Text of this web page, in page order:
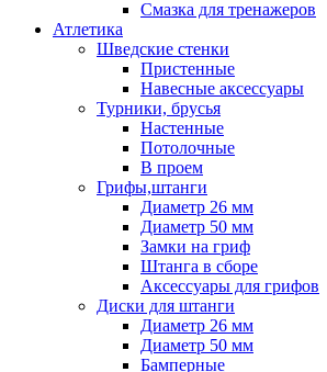
Смазка для тренажеров
Атлетика
Шведские стенки
Пристенные
Навесные аксессуары
Турники, брусья
Настенные
Потолочные
В проем
Грифы,штанги
Диаметр 26 мм
Диаметр 50 мм
Замки на гриф
Штанга в сборе
Аксессуары для грифов
Диски для штанги
Диаметр 26 мм
Диаметр 50 мм
Бамперные